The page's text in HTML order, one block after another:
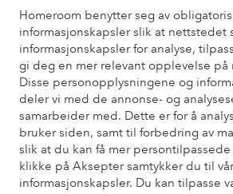
Homeroom benytter seg av
informasjonskapsler slik at nettstedet
informasjonskapsler for analyse,
gi deg en mer relevant opplevelse på
Disse personopplysningene og
deler vi med de annonse- og
samarbeider med. Dette er for å
bruker siden, samt til forbedring av
slik at du kan få mer persontilpassede
klikke på Aksepter samtykker du til
informasjonskapsler. Du kan tilpasse
Venner
Sikre betalinger
Vil du vite mer om våre
elpy